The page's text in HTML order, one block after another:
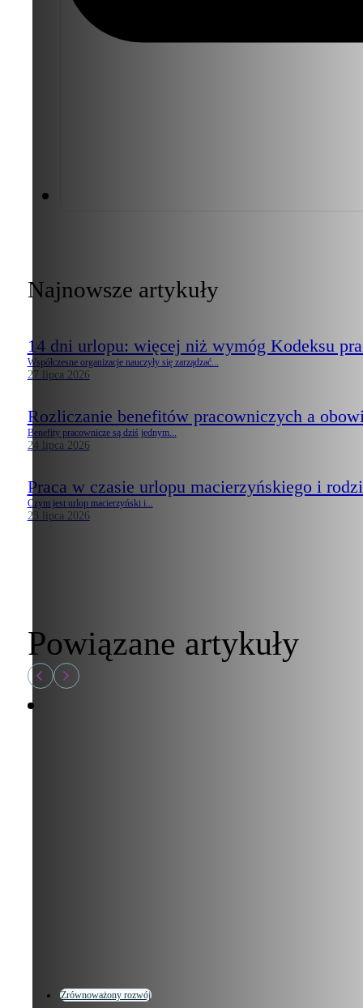
Najnowsze artykuły
14 dni urlopu: więcej niż wymóg Kodeksu
Współczesne organizacje nauczyły się zarządzać...
27 lipca 2026
Rozliczanie benefitów pracowniczych a
Benefity pracownicze są dziś jednym...
24 lipca 2026
Praca w czasie urlopu macierzyńskiego i
Czym jest urlop macierzyński i...
23 lipca 2026
Powiązane artykuły
Zrównoważony rozwój